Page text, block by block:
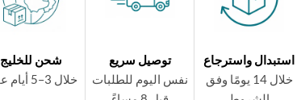
استبدال واسترجاع
خلال 14 يومًا وفق
توصيل سريع
نفس اليوم للطلبات
شحن للخليج
خلال 3–5 أيام عمل